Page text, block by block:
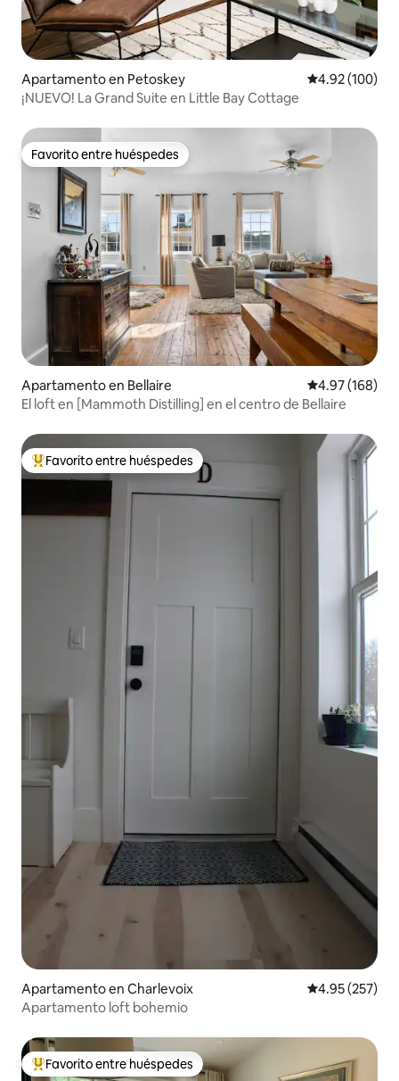
Apartamento en Petoskey Calificación
4.92 (100)
¡NUEVO! La Grand Suite en Little Bay Cottage
Favorito entre huéspedes
Favorito entre huéspedes
Apartamento en Bellaire Calificación
4.97 (168)
El loft en [Mammoth Distilling] en el centro de Bellaire
Favorito entre huéspedes preferido
Favorito entre huéspedes
Apartamento en Charlevoix Calificación
4.95 (257)
Apartamento loft bohemio
Favorito entre huéspedes preferido
Favorito entre huéspedes